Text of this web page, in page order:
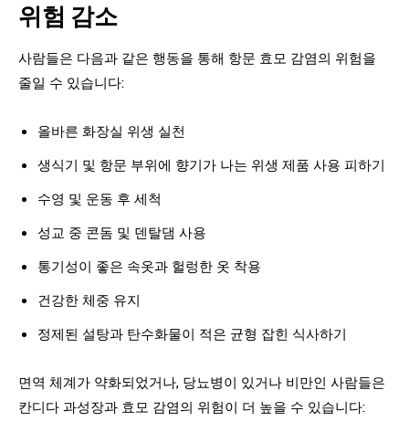
위험 감소
사람들은 다음과 같은 행동을 통해 항문 효모 감염의 위험을
줄일 수 있습니다:
올바른 화장실 위생 실천
생식기 및 항문 부위에 향기가 나는 위생 제품 사용 피하기
수영 및 운동 후 세척
성교 중 콘돔 및 덴탈댐 사용
통기성이 좋은 속옷과 헐렁한 옷 착용
건강한 체중 유지
정제된 설탕과 탄수화물이 적은 균형 잡힌 식사하기
면역 체계가 약화되었거나, 당뇨병이 있거나 비만인 사람들은
칸디다 과성장과 효모 감염의 위험이 더 높을 수 있습니다: